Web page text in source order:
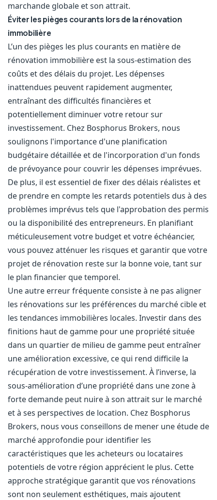
marchande globale et son attrait.
Éviter les pièges courants lors de la rénovation
immobilière
L’un des pièges les plus courants en matière de
rénovation immobilière est la sous-estimation des
coûts et des délais du projet. Les dépenses
inattendues peuvent rapidement augmenter,
entraînant des difficultés financières et
potentiellement diminuer votre retour sur
investissement. Chez Bosphorus Brokers, nous
soulignons l'importance d'une planification
budgétaire détaillée et de l'incorporation d'un fonds
de prévoyance pour couvrir les dépenses imprévues.
De plus, il est essentiel de fixer des délais réalistes et
de prendre en compte les retards potentiels dus à des
problèmes imprévus tels que l'approbation des permis
ou la disponibilité des entrepreneurs. En planifiant
méticuleusement votre budget et votre échéancier,
vous pouvez atténuer les risques et garantir que votre
projet de rénovation reste sur la bonne voie, tant sur
le plan financier que temporel.
Une autre erreur fréquente consiste à ne pas aligner
les rénovations sur les préférences du marché cible et
les tendances immobilières locales. Investir dans des
finitions haut de gamme pour une propriété située
dans un quartier de milieu de gamme peut entraîner
une amélioration excessive, ce qui rend difficile la
récupération de votre investissement. À l’inverse, la
sous-amélioration d’une propriété dans une zone à
forte demande peut nuire à son attrait sur le marché
et à ses perspectives de location. Chez Bosphorus
Brokers, nous vous conseillons de mener une étude de
marché approfondie pour identifier les
caractéristiques que les acheteurs ou locataires
potentiels de votre région apprécient le plus. Cette
approche stratégique garantit que vos rénovations
sont non seulement esthétiques, mais ajoutent